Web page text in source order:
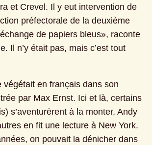
et Crevel. Il y eut intervention de
préfectorale de la deuxième
de papiers bleus», raconte
Il n’y était pas, mais c’est tout
végétait en français dans son
par Max Ernst. Ici et là, certains
s’aventurèrent à la monter, Andy
en fit une lecture à New York.
on pouvait la dénicher dans